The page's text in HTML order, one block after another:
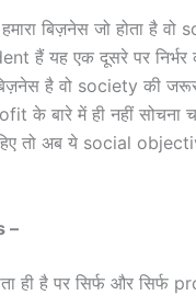
बिज़नेस जो होता है वो
हैं यह एक दूसरे पर
है वो society की
के बारे में ही नहीं सोचना
तो अब ये social
–
ही है पर सिर्फ और सिर्फ